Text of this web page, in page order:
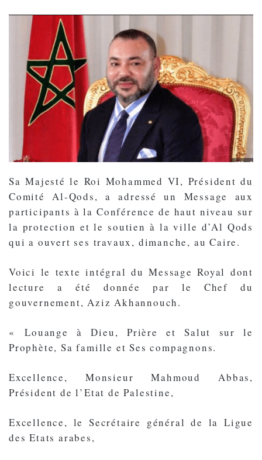
Sa Majesté le Roi Mohammed VI, Président du
Comité Al-Qods, a adressé un Message aux
participants à la Conférence de haut niveau sur
la protection et le soutien à la ville d’Al Qods
qui a ouvert ses travaux, dimanche, au Caire.
Voici le texte intégral du Message Royal dont
lecture a été donnée par le Chef du
gouvernement, Aziz Akhannouch.
« Louange à Dieu, Prière et Salut sur le
Prophète, Sa famille et Ses compagnons.
Excellence, Monsieur Mahmoud Abbas,
Président de l’Etat de Palestine,
Excellence, le Secrétaire général de la Ligue
des Etats arabes,